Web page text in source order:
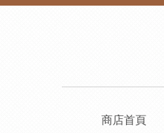
商店首頁